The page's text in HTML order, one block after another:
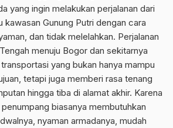
yang ingin melakukan perjalanan dari
kawasan Gunung Putri dengan cara
dan tidak melelahkan. Perjalanan
menuju Bogor dan sekitarnya
yang bukan hanya mampu
tetapi juga memberi rasa tenang
hingga tiba di alamat akhir. Karena
biasanya membutuhkan
nyaman armadanya, mudah